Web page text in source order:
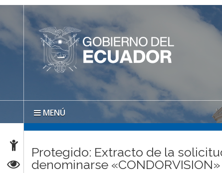
MENÚ
Protegido: Extracto de la
denominarse